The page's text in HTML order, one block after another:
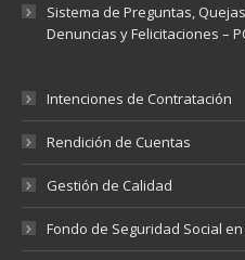
Sistema de Preguntas,
Denuncias y Felicitaciones –
Intenciones de Contratación
Rendición de Cuentas
Gestión de Calidad
Fondo de Seguridad Social